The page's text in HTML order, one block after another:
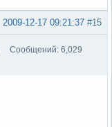
#15
2009-12-17 09:21:37
Сообщений: 6,029